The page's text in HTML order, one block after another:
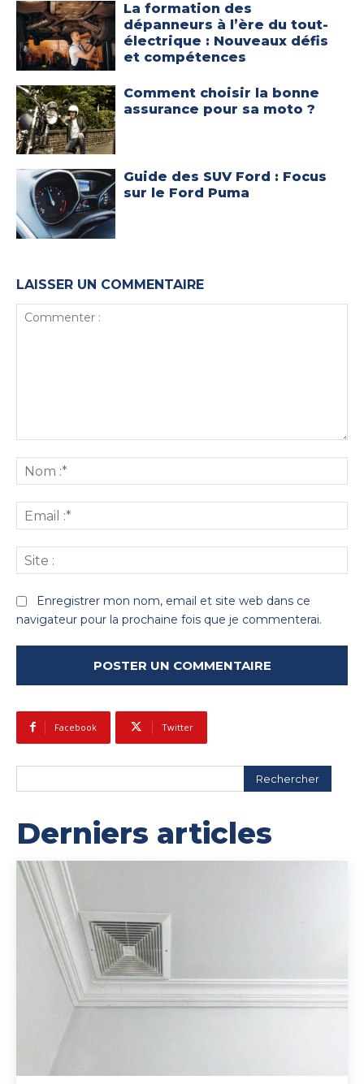
La formation des
dépanneurs à l’ère du tout-
électrique : Nouveaux défis
et compétences
Comment choisir la bonne
assurance pour sa moto ?
Guide des SUV Ford : Focus
sur le Ford Puma
LAISSER UN COMMENTAIRE
:*
:*
:
Enregistrer mon nom, email et site web dans ce
navigateur pour la prochaine fois que je commenterai.
Facebook Twitter
Rechercher
Derniers articles